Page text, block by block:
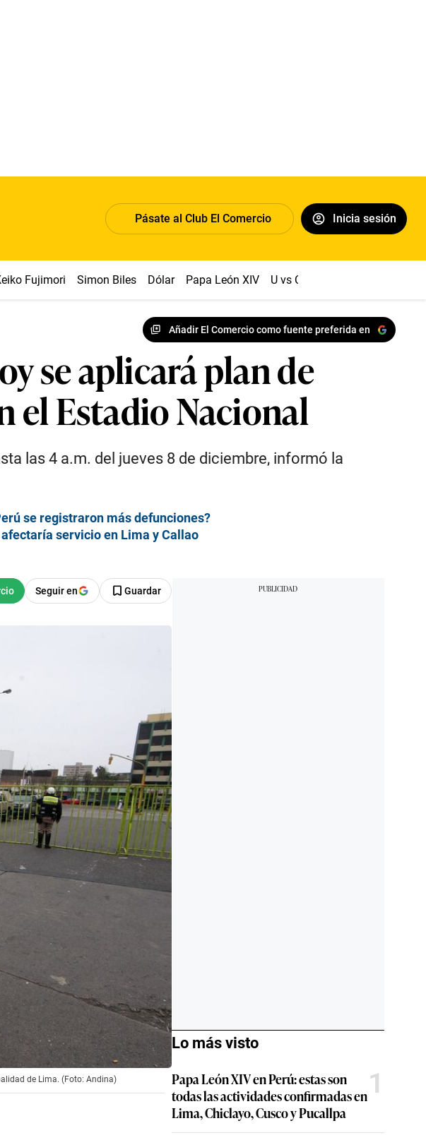
Pásate al Club El Comercio Inicia sesión
Fujimori Simon Biles Dólar Papa León XIV U vs Cristal
Añadir El Comercio como fuente preferida en
se aplicará plan de
el Estadio Nacional
las 4 a.m. del jueves 8 de diciembre, informó la
se registraron más defunciones?
servicio en Lima y Callao
Seguir en Guardar
de Lima. (Foto: Andina)
Lo más visto
Papa León XIV en Perú: estas son
todas las actividades confirmadas en
Lima, Chiclayo, Cusco y Pucallpa
1